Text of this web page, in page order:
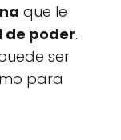
que le
de poder.
ser
para